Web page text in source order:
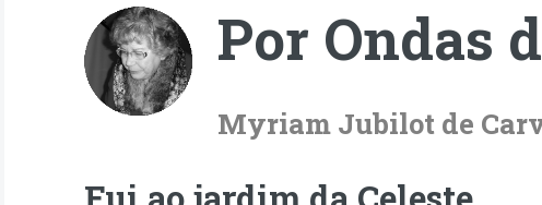
Por Ondas
Myriam Jubilot de